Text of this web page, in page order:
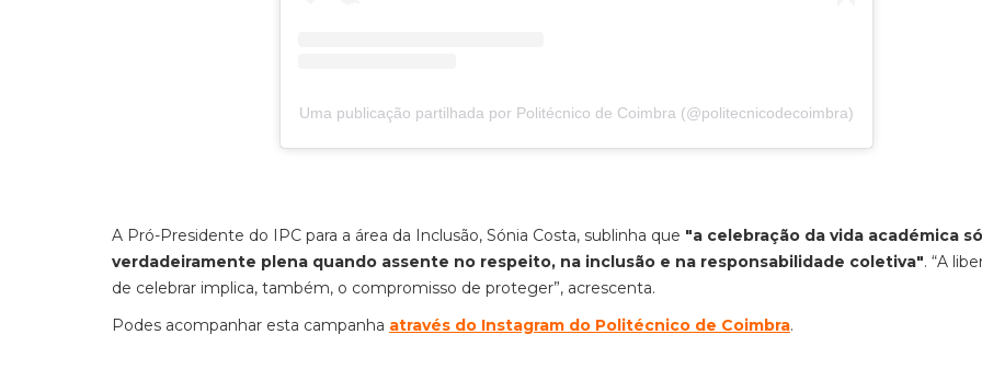
Uma publicação partilhada por Politécnico de Coimbra (@politecnicodecoimbra)
A Pró-Presidente do IPC para a área da Inclusão, Sónia Costa, sublinha que "a celebração da vida académica
verdadeiramente plena quando assente no respeito, na inclusão e na responsabilidade coletiva". “A
de celebrar implica, também, o compromisso de proteger”, acrescenta.
Podes acompanhar esta campanha através do Instagram do Politécnico de Coimbra.